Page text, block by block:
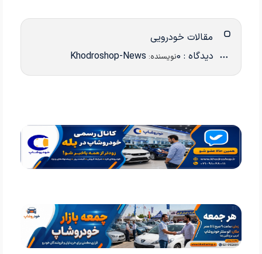
مقالات خودرویی
دیدگاه : 0 نویسنده: Khodroshop-News